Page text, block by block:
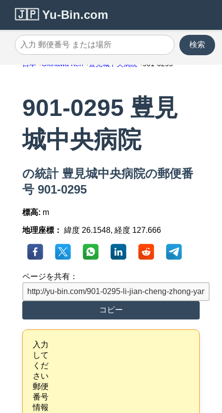
🇯🇵 Yu-Bin.com
入力 郵便番号 または場所
検索
日本 Okinawa Ken 豊見城中央病院 901-0295
901-0295 豊見
城中央病院
の統計 豊見城中央病院の郵便番
号 901-0295
標高: m
地理座標： 緯度 26.1548, 経度 127.666
ページを共有：
コピー
入力
して
くだ
さい
郵便
番号
情報